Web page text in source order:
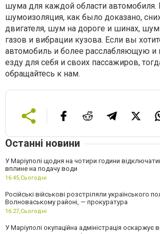
шума для каждой области
шумоизоляция, как было доказано,
двигателя, шум на дороге и шинах,
газов и вибрации кузова. Если вы
автомобиль и более расслабляющую
езду для себя и своих пассажиров,
обращайтесь к нам.
Останні новини
У Маріуполі щодня на чотири години
вплине на подачу води
16:45,Сьогодні
Російські військові розстріляли українського
Волноваському районі, — прокуратура
16:27,Сьогодні
У Маріуполі окупаційна адміністрація оскаржує